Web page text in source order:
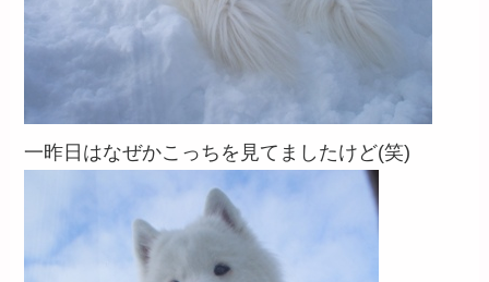
一昨日はなぜかこっちを見てましたけど(笑)